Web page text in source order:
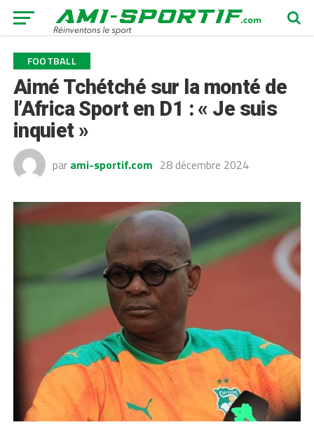
FOOTBALL
Aimé Tchétché sur la monté de
l’Africa Sport en D1 : « Je suis
inquiet »
par ami-sportif.com 28 décembre 2024